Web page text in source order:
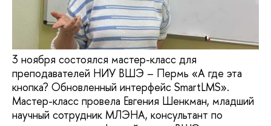
3 ноября состоялся мастер-класс для
преподавателей НИУ ВШЭ – Пермь «А где эта
кнопка? Обновленный интерфейс SmartLMS».
Мастер-класс провела Евгения Шенкман, младший
научный сотрудник МЛЭНА, консультант по